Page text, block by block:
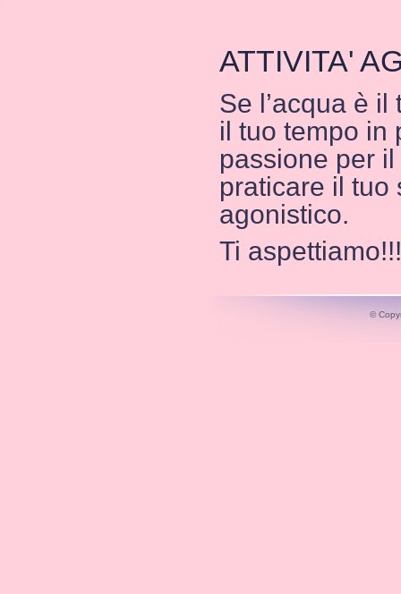
ATTIVITA'
Se l’acqua è
il tuo tempo in
passione per
praticare il tuo
agonistico.
Ti
©